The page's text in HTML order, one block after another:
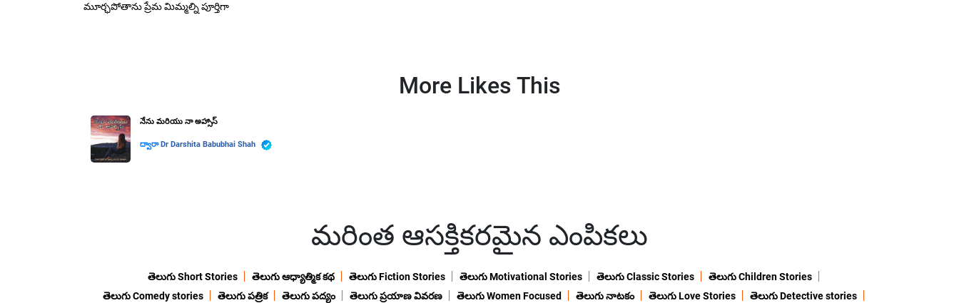
మూర్ఛపోతాను ప్రేమ మిమ్మల్ని పూర్తిగా
More Likes This
నేను మరియు నా అహ్సాస్
ద్వారా Dr Darshita Babubhai Shah
మరింత ఆసక్తికరమైన ఎంపికలు
తెలుగు Short Stories తెలుగు ఆధ్యాత్మిక కథ తెలుగు Fiction Stories తెలుగు Motivational Stories తెలుగు Classic Stories
తెలుగు Children Stories
తెలుగు Comedy stories
తెలుగు పత్రిక తెలుగు పద్యం తెలుగు ప్రయాణ వివరణ తెలుగు Women Focused తెలుగు నాటకం తెలుగు Love Stories
తెలుగు Detective stories